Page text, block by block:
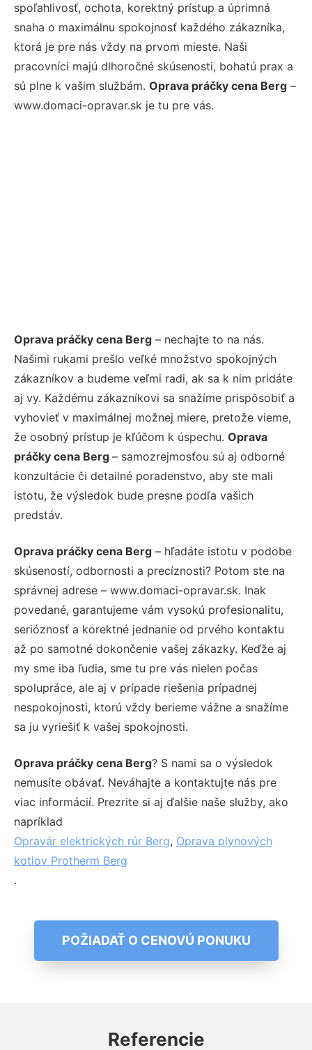
spoľahlivosť, ochota, korektný prístup a úprimná
snaha o maximálnu spokojnosť každého zákazníka,
ktorá je pre nás vždy na prvom mieste. Naši
pracovníci majú dlhoročné skúsenosti, bohatú prax a
sú plne k vašim službám. Oprava práčky cena Berg –
www.domaci-opravar.sk je tu pre vás.
Oprava práčky cena Berg – nechajte to na nás.
Našimi rukami prešlo veľké množstvo spokojných
zákazníkov a budeme veľmi radi, ak sa k nim pridáte
aj vy. Každému zákazníkovi sa snažíme prispôsobiť a
vyhovieť v maximálnej možnej miere, pretože vieme,
že osobný prístup je kľúčom k úspechu. Oprava
práčky cena Berg – samozrejmosťou sú aj odborné
konzultácie či detailné poradenstvo, aby ste mali
istotu, že výsledok bude presne podľa vašich
predstáv.
Oprava práčky cena Berg – hľadáte istotu v podobe
skúseností, odbornosti a precíznosti? Potom ste na
správnej adrese – www.domaci-opravar.sk. Inak
povedané, garantujeme vám vysokú profesionalitu,
serióznosť a korektné jednanie od prvého kontaktu
až po samotné dokončenie vašej zákazky. Keďže aj
my sme iba ľudia, sme tu pre vás nielen počas
spolupráce, ale aj v prípade riešenia prípadnej
nespokojnosti, ktorú vždy berieme vážne a snažíme
sa ju vyriešiť k vašej spokojnosti.
Oprava práčky cena Berg? S nami sa o výsledok
nemusíte obávať. Neváhajte a kontaktujte nás pre
viac informácií. Prezrite si aj ďalšie naše služby, ako
napríklad
Opravár elektrických rúr Berg, Oprava plynových
kotlov Protherm Berg
.
POŽIADAŤ O CENOVÚ PONUKU
Referencie